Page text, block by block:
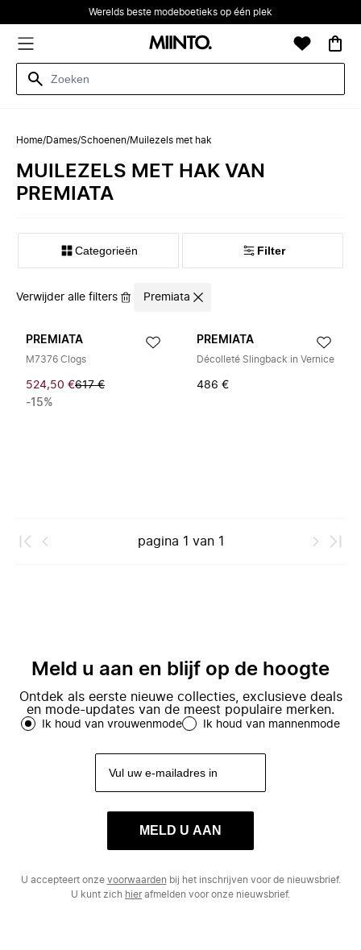
Werelds beste modeboetieks op één plek
Home/Dames/Schoenen/Muilezels met hak
MUILEZELS MET HAK VAN
PREMIATA
Categorieën Filter
Verwijder alle filters Premiata
PREMIATA
M7376 Clogs
524,50 €617 €
-15%
PREMIATA
Décolleté Slingback in Vernice
486 €
pagina 1 van 1
Meld u aan en blijf op de hoogte
Ontdek als eerste nieuwe collecties, exclusieve deals
en mode-updates van de meest populaire merken.
Ik houd van vrouwenmode Ik houd van mannenmode
MELD U AAN
U accepteert onze voorwaarden bij het inschrijven voor de nieuwsbrief.
U kunt zich hierafmelden voor onze nieuwsbrief.